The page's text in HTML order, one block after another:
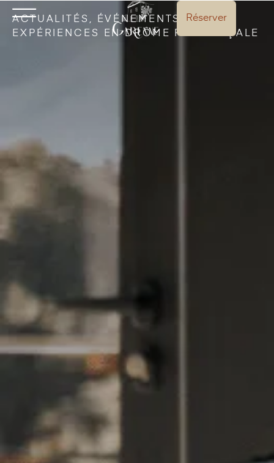
Réserver
ACTUALITÉS, ÉVÉNEMENTS ET
EXPÉRIENCES EN DRÔME PROVENÇALE